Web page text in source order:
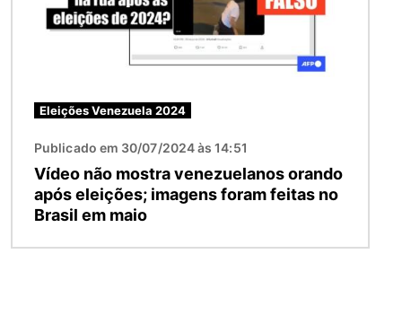
Eleições Venezuela 2024
Publicado em 30/07/2024 às 14:51
Vídeo não mostra venezuelanos orando
após eleições; imagens foram feitas no
Brasil em maio